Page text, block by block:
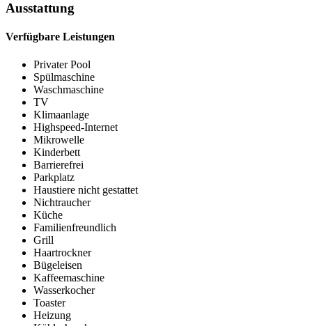
Ausstattung
Verfügbare Leistungen
Privater Pool
Spülmaschine
Waschmaschine
TV
Klimaanlage
Highspeed-Internet
Mikrowelle
Kinderbett
Barrierefrei
Parkplatz
Haustiere nicht gestattet
Nichtraucher
Küche
Familienfreundlich
Grill
Haartrockner
Bügeleisen
Kaffeemaschine
Wasserkocher
Toaster
Heizung